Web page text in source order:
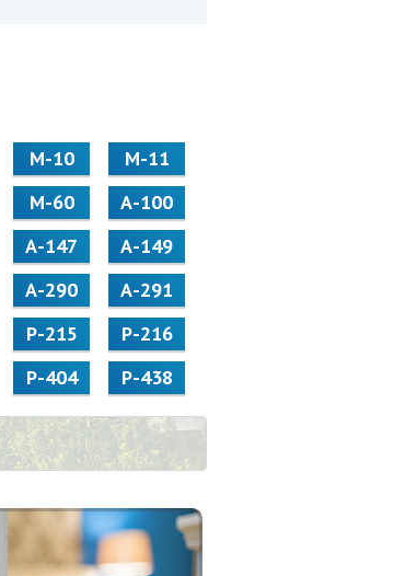
М-10
М-11
M-60
А-100
А-147
А-149
А-290
А-291
Р-215
Р-216
Р-404 Р-438